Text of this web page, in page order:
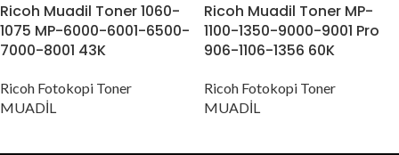
Ricoh Muadil Toner 1060-
1075 MP-6000-6001-6500-
7000-8001 43K
Ricoh Fotokopi Toner
MUADİL
Ricoh Muadil Toner MP-
1100-1350-9000-9001 Pro
906-1106-1356 60K
Ricoh Fotokopi Toner
MUADİL